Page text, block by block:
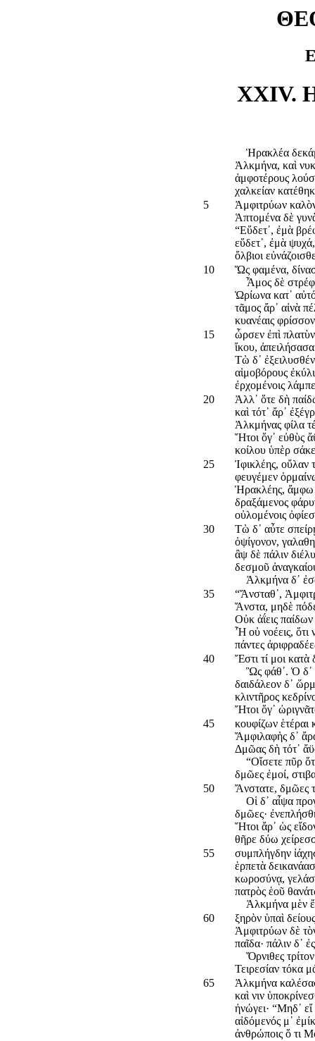
XXIV.
Ἡρακλέα
Ἀλκμήνα, καὶ
ἀμφοτέρους
χαλκείαν
5
Ἀμφιτρύων
Ἁπτομένα δὲ
“Εὕδετ᾽, ἐμὰ
εὕδετ᾽, ἐμὰ
ὄλβιοι
10
Ὥς φαμένα,
Ἆμος δὲ
Ὡρίωνα κατ᾽
τᾶμος ἄρ᾽ αἰνὰ
κυανέαις
15
ὦρσεν ἐπὶ
ἴκου,
Τὼ δ᾽
αἱμοβόρους
ἐρχομένοις
20
Ἀλλ᾽ ὅτε δὴ
καὶ τότ᾽ ἄρ᾽
Ἀλκμήνας φίλα
Ἤτοι ὅγ᾽ εὐθὺς
κοίλου ὑπὲρ
25
Ἰφικλέης, οὔλαν
φευγέμεν
Ἡρακλέης, ἄμφω
δραξάμενος
οὐλομένοις
30
Τὼ δ᾽ αὖτε
ὀψίγονον,
ἂψ δὲ πάλιν
δεσμοῦ
Ἀλκμήνα δ᾽
35
“Ἄνσταθ᾽,
Ἄνστα, μηδὲ
Οὐκ ἀΐεις
Ἦ οὐ νοέεις, ὅτι
πάντες
40
Ἔστι τί μοι
Ὣς φάθ᾽. Ὁ δ᾽
δαιδάλεον δ᾽
κλιντῆρος
Ἤτοι ὅγ᾽
45
κουφίζων ἑτέραι
Ἄμφιλαφὴς δ᾽
Δμῶας δὴ τότ᾽
“Οἴσετε πῦρ
δμῶες ἐμοί,
50
Ἄνστατε, δμῶες
Οἱ δ᾽ αἶψα
δμῶες·
Ἤτοι ἄρ᾽ ὡς
θῆρε δύω
55
συμπλήγδην
ἑρπετὰ
κωροσύνᾳ,
πατρὸς ἑοῦ
Ἀλκμήνα μὲν
60
ξηρὸν ὑπαὶ
Ἀμφιτρύων δὲ
παῖδα· πάλιν δ᾽
Ὄρνιθες τρίτον
Τειρεσίαν τόκα
65
Ἀλκμήνα
καὶ νιν
ἠνώγει· “Μηδ᾽ εἴ
αἰδόμενός μ᾽
ἀνθρώποις ὅ τι